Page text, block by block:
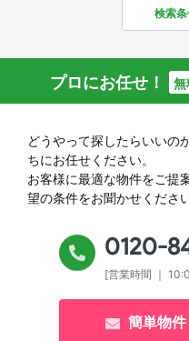
検索
プロにお任せ！ 無
どうやって探したらいいの
ちにお任せください。
お客様に最適な物件をご提
望の条件をお聞かせください
0120-
[営業時間 ｜
簡単物